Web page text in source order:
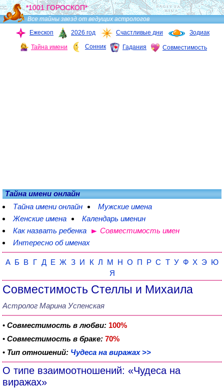
*1001 ГОРОСКОП*
Все тайны звезд от ведущих астрологов
Ежескоп
2026 год Счастливые дни Зодиак
Тайна имени Сонник Гадания Совместимость
Тайна имени онлайн
Тайна имени онлайн
Мужские имена
Женские имена
Календарь именин
Как назвать ребенка
Совместимость имен
Интересно об именах
А Б В Г Д Е Ж З И К Л М Н О П Р С Т У Ф Х Э Ю
Я
Совместимость Стеллы и Михаила
Астролог Марина Успенская
• Совместимость в любви: 100%
• Совместимость в браке: 70%
• Тип отношений: Чудеса на виражах >>
О типе взаимоотношений: «Чудеса на
виражах»